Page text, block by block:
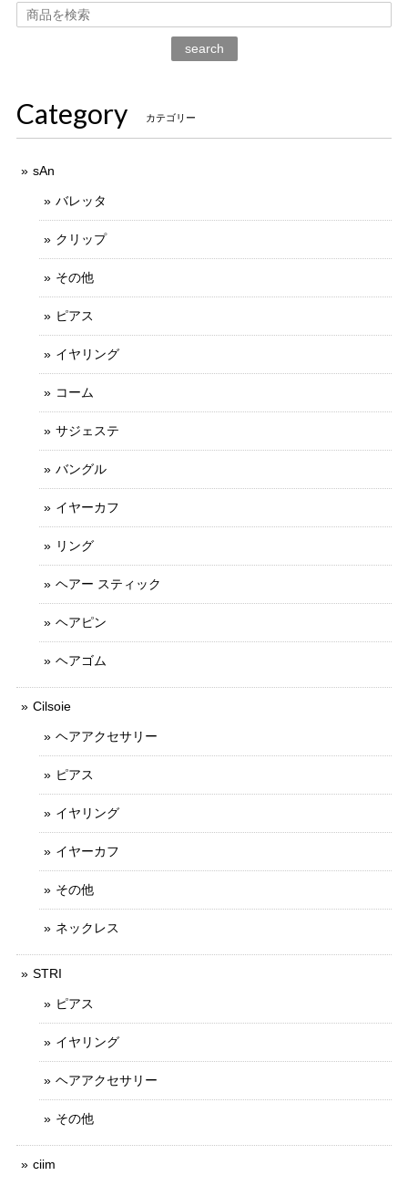
search
Category カテゴリー
sAn
バレッタ
クリップ
その他
ピアス
イヤリング
コーム
サジェステ
バングル
イヤーカフ
リング
ヘアー スティック
ヘアピン
ヘアゴム
Cilsoie
ヘアアクセサリー
ピアス
イヤリング
イヤーカフ
その他
ネックレス
STRI
ピアス
イヤリング
ヘアアクセサリー
その他
ciim